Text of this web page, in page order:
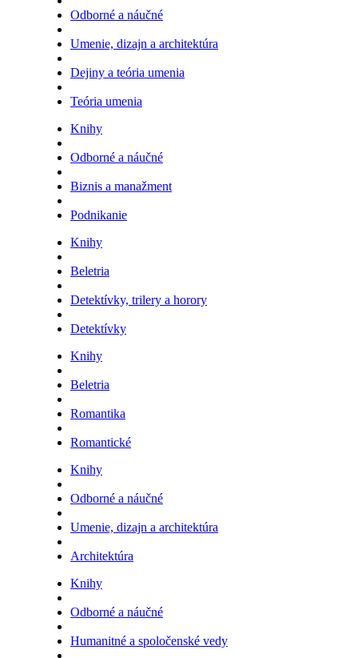
Odborné a náučné
Umenie, dizajn a architektúra
Dejiny a teória umenia
Teória umenia
Knihy
Odborné a náučné
Biznis a manažment
Podnikanie
Knihy
Beletria
Detektívky, trilery a horory
Detektívky
Knihy
Beletria
Romantika
Romantické
Knihy
Odborné a náučné
Umenie, dizajn a architektúra
Architektúra
Knihy
Odborné a náučné
Humanitné a spoločenské vedy